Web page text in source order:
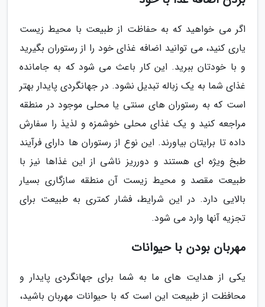
اگر می خواهید که به حفاظت از طبیعت با محیط زیست
یاری کنید، می توانید اضافه غذای خود را از رستوران بگیرید
و با خودتان ببرید. این کار باعث می شود که به جامانده
غذای شما به یک زباله تبدیل نشود. در جهانگردی پایدار بهتر
است که به رستوران های سنتی یا محلی موجود در منطقه
مراجعه کنید و یک غذای محلی خوشمزه و لذیذ را سفارش
داده تا برایتان بیاورند. این نوع از رستوران ها دارای فرآیند
طبخ ویژه ای هستند و دورریز ناشی از این غذاها نیز با
طبیعت مقصد و محیط زیست آن منطقه سازگاری بسیار
بالایی دارد. در این شرایط، فشار کمتری به طبیعت برای
تجزیه آنها وارد می شود.
مهربان بودن با حیوانات
یکی از هدایت های ما به شما برای جهانگردی پایدار و
محافظت از طبیعت این است که با حیوانات مهربان باشید،